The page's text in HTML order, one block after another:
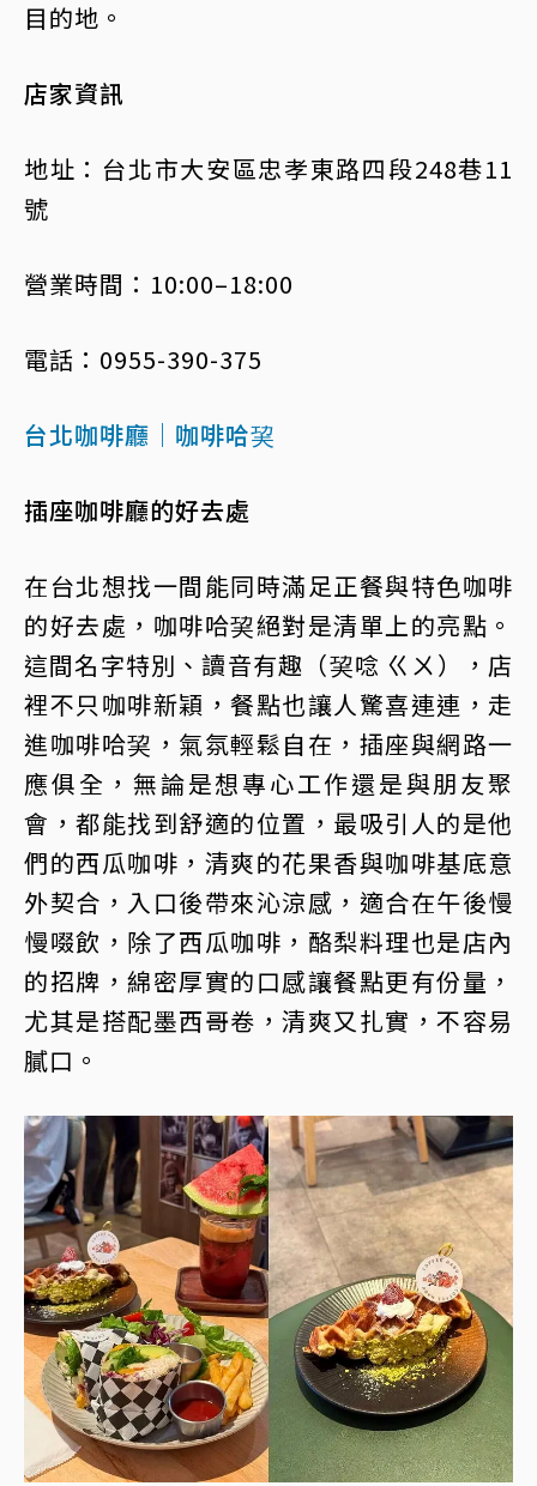
目的地。
店家資訊
地址：台北市大安區忠孝東路四段248巷11
號
營業時間：10:00–18:00
電話：0955-390-375
台北咖啡廳｜咖啡哈巭
插座咖啡廳的好去處
在台北想找一間能同時滿足正餐與特色咖啡
的好去處，咖啡哈巭絕對是清單上的亮點。
這間名字特別、讀音有趣（巭唸 ㄍㄨ），店
裡不只咖啡新穎，餐點也讓人驚喜連連，走
進咖啡哈巭，氣氛輕鬆自在，插座與網路一
應俱全，無論是想專心工作還是與朋友聚
會，都能找到舒適的位置，最吸引人的是他
們的西瓜咖啡，清爽的花果香與咖啡基底意
外契合，入口後帶來沁涼感，適合在午後慢
慢啜飲，除了西瓜咖啡，酪梨料理也是店內
的招牌，綿密厚實的口感讓餐點更有份量，
尤其是搭配墨西哥卷，清爽又扎實，不容易
膩口。